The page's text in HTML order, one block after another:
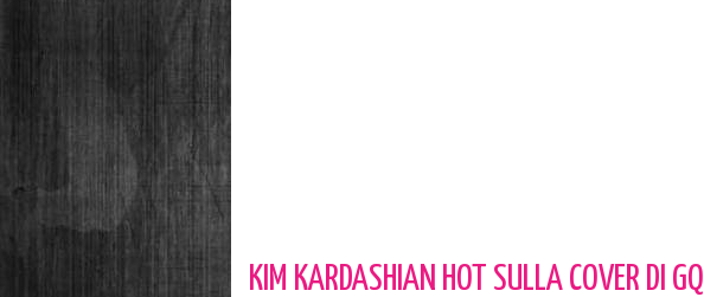
KIM KARDASHIAN HOT SULLA COVER DI GQ